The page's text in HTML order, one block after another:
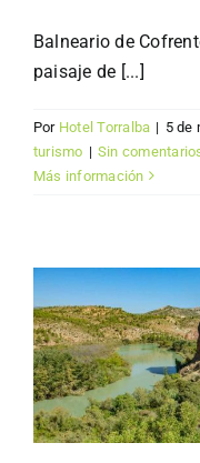
Balneario de
paisaje de [...]
Por Hotel Torralba | 5 de
turismo | Sin
Más información